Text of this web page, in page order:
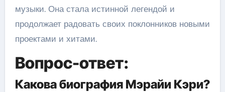
музыки. Она стала истинной легендой и
продолжает радовать своих поклонников новыми
проектами и хитами.
Вопрос-ответ:
Какова биография Мэрайи Кэри?